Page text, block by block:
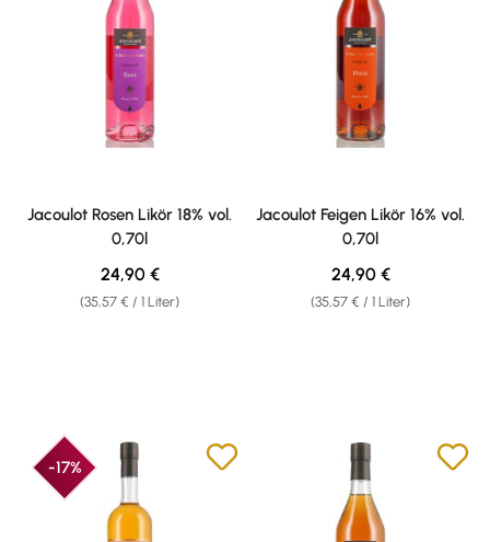
Jacoulot Rosen Likör 18% vol.
0,70l
(35,57 € / 1 Liter)
Regulärer Preis:
24,90 €
Jacoulot Feigen Likör 16% vol.
0,70l
(35,57 € / 1 Liter)
Regulärer Preis:
24,90 €
-17%